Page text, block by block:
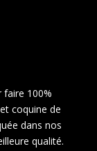
100%
coquine de
dans nos
qualité.